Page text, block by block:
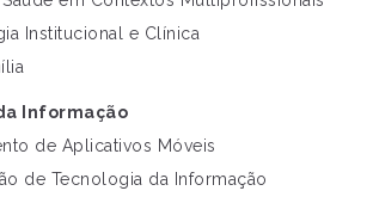
Institucional e Clínica
Informação
de Aplicativos Móveis
de Tecnologia da Informação